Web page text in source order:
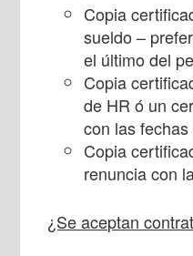
Copia
sueldo –
el último del
Copia
de HR ó un
con las
Copia
renuncia con
¿Se aceptan